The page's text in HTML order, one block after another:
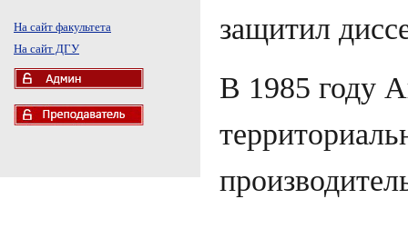
На сайт факультета
На сайт ДГУ
защитил
В 1985 году